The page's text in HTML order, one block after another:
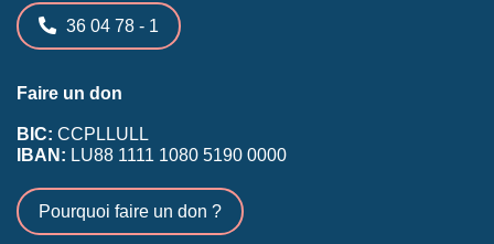
36 04 78 - 1
Faire un don
BIC: CCPLLULL
IBAN: LU88 1111 1080 5190 0000
Pourquoi faire un don ?